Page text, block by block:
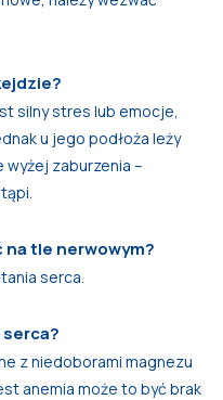
silny stres lub emocje,
u jego podłoża leży
zaburzenia –
na tle nerwowym?
serca.
z niedoborami magnezu
anemia może to być brak